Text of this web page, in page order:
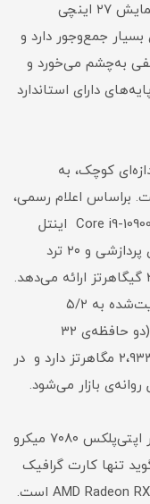
آل‌این‌وان (All-in-One) است که از صفحه‌نمایش ۲۷ اینچی
میکرو اندازه‌ای بسیار جمع‌و‌جور دارد و
به‌چشم می‌خورد و
دارای استاندارد
اندازه‌ای کوچک، به
براساس اعلام رسمی،
این آل‌این‌وان از پردازنده‌ اینتل نسل‌دهمی Core i9-10900 اینتل
استفاده می‌کند. این پردازنده به ۱۰ هسته‌ی پردازشی و ۲۰ ترد
مجهز است و فرکانس پردازشی پایه‌ی ۲/۸ گیگاهرتز ارائه می‌دهد.
فرکانس پردازشی این تراشه در حالت تقویت‌شده به ۵/۲
گیگاهرتز می‌رسد و حداکثر ۶۴ گیگابایت (دو حافظه‌ی ۳۲
گیگابایتی) حافظه‌ی رم DDR4 با فرکانس ۲،۹۳۳ مگاهرتز دارد و در
کاربر همچنین می‌تواند کانفیگ قدرتمندتر اپتی‌پلکس ۷۰۸۰ میکرو
تنها کارت گرافیک
مجزای دردسترس برای این کامپیوتر AMD Radeon RX 640 است.